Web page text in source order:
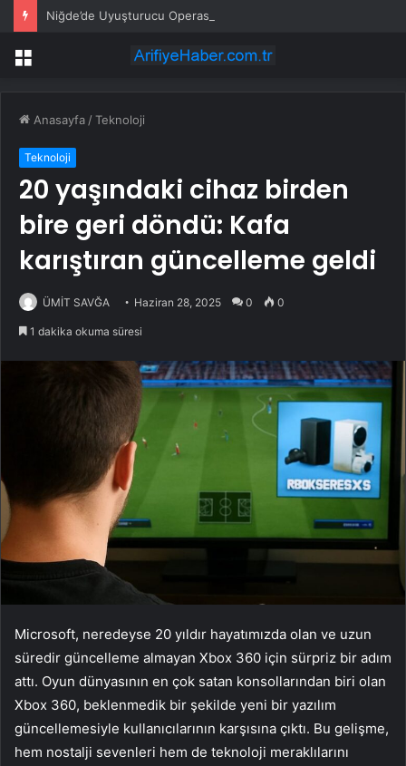
Niğde’de Uyuşturucu Operasyonu: 2 Şüpheli Tutuklandı
Menü
Anasayfa /Teknoloji
Teknoloji
20 yaşındaki cihaz birden
bire geri döndü: Kafa
karıştıran güncelleme geldi
ÜMİT SAVĞA Haziran 28, 2025 0 0
1 dakika okuma süresi
Microsoft, neredeyse 20 yıldır hayatımızda olan ve uzun
süredir güncelleme almayan Xbox 360 için sürpriz bir adım
attı. Oyun dünyasının en çok satan konsollarından biri olan
Xbox 360, beklenmedik bir şekilde yeni bir yazılım
güncellemesiyle kullanıcılarının karşısına çıktı. Bu gelişme,
hem nostalji sevenleri hem de teknoloji meraklılarını